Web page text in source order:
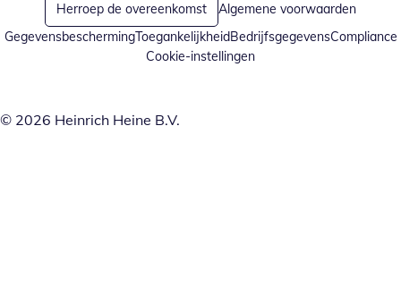
Herroep de overeenkomst
Algemene voorwaarden
GegevensbeschermingToegankelijkheidBedrijfsgegevensCompliance
Cookie-instellingen
© 2026 Heinrich Heine B.V.